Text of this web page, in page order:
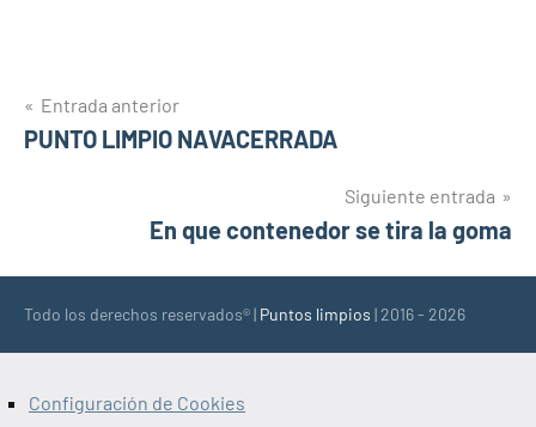
Navegación
de
Entrada anterior
PUNTO LIMPIO NAVACERRADA
Siguiente entrada
En que contenedor se tira la goma
Todo los derechos reservados® | Puntos limpios | 2016 - 2026
Configuración de Cookies